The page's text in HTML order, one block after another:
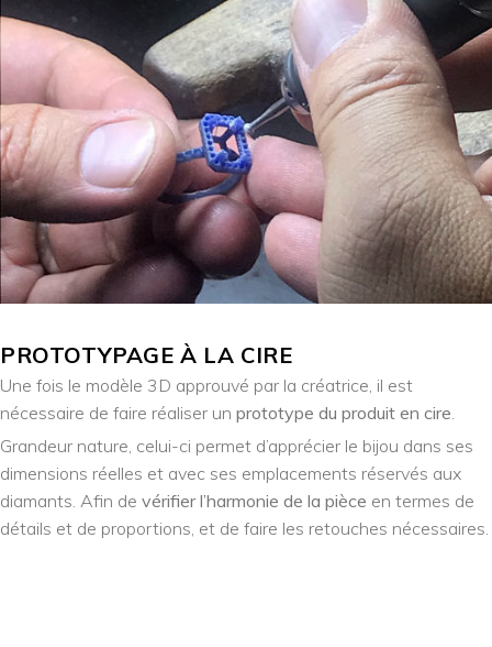
PROTOTYPAGE À LA CIRE
Une fois le modèle 3D approuvé par la créatrice, il est
nécessaire de faire réaliser un prototype du produit en cire
Grandeur nature, celui-ci permet d’apprécier le bijou dans ses
dimensions réelles et avec ses emplacements réservés aux
diamants. Afin de vérifier l’harmonie de la pièce en termes de
détails et de proportions, et de faire les retouches nécessaires.